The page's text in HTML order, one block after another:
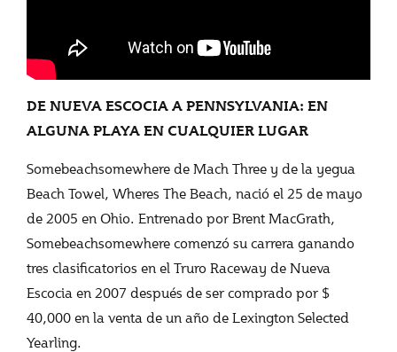
DE NUEVA ESCOCIA A PENNSYLVANIA: EN
ALGUNA PLAYA EN CUALQUIER LUGAR
Somebeachsomewhere de Mach Three y de la yegua
Beach Towel, Wheres The Beach, nació el 25 de mayo
de 2005 en Ohio. Entrenado por Brent MacGrath,
Somebeachsomewhere comenzó su carrera ganando
tres clasificatorios en el Truro Raceway de Nueva
Escocia en 2007 después de ser comprado por $
40,000 en la venta de un año de Lexington Selected
Yearling.